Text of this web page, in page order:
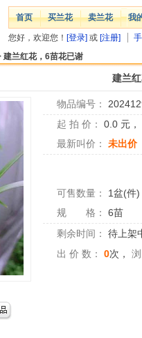
首页 买兰花 卖兰花 我
您好，欢迎您！ [登录] 或 [注册]
建兰红花，6苗花已谢
建兰
物品编号：
起 拍 价：
0.0 元，
最新叫价：
未出价
可售数量： 1盆(件)
规 格：
6苗
剩余时间：
待上架
出 价 数：
0次，